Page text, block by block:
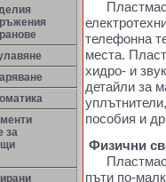
за
телефонна
места.
хидро- и
детайли за
пособия и
Физични
пъти по-